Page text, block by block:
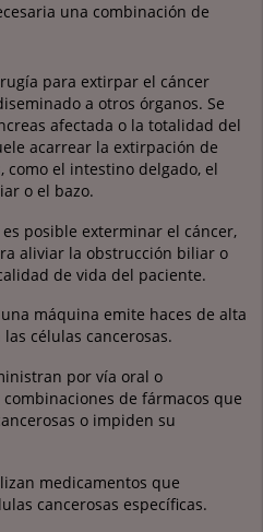
una combinación de
para extirpar el cáncer
a otros órganos. Se
afectada o la totalidad del
acarrear la extirpación de
como el intestino delgado, el
o el bazo.
es posible exterminar el cáncer,
aliviar la obstrucción biliar o
de vida del paciente.
máquina emite haces de alta
células cancerosas.
por vía oral o
de fármacos que
o impiden su
medicamentos que
cancerosas específicas.